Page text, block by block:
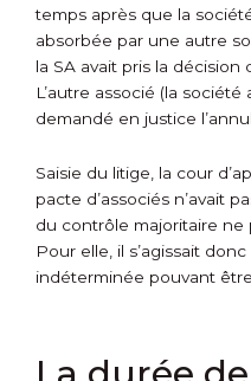
temps après que la
absorbée par une autre
la SA avait pris la décision
L’autre associé (la
demandé en justice
Saisie du litige, la cour
pacte d’associés n’avait
du contrôle majoritaire
Pour elle, il s’agissait
indéterminée pouvant